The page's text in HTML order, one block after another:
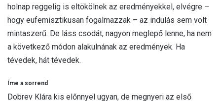
holnap reggelig is eltökölnek az eredményekkel, elvégre –
hogy eufemisztikusan fogalmazzak – az indulás sem volt
mintaszerű. De láss csodát, nagyon meglepő lenne, ha nem
a következő módon alakulnának az eredmények. Ha
tévedek, hát tévedek.
Íme a sorrend
Dobrev Klára kis előnnyel ugyan, de megnyeri az első